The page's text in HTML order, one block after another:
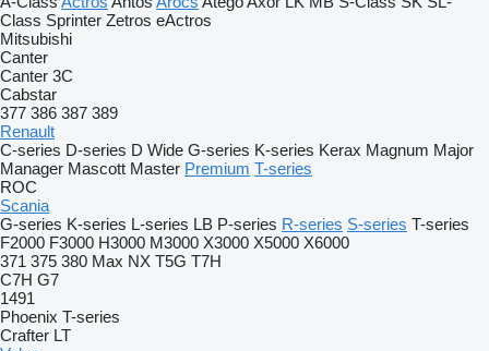
Class Sprinter Zetros eActros
Mitsubishi
Canter
Canter 3C
Cabstar
377 386 387 389
Renault
C-series D-series D Wide G-series K-series Kerax Magnum Major
Manager Mascott Master Premium T-series
ROC
Scania
G-series K-series L-series LB P-series R-series S-series T-series
F2000 F3000 H3000 M3000 X3000 X5000 X6000
371 375 380 Max NX T5G T7H
C7H G7
1491
Phoenix T-series
Crafter LT